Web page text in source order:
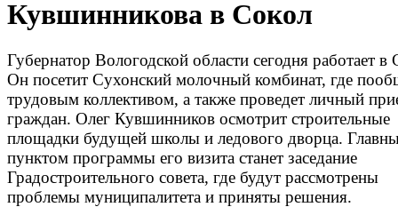
Кувшинникова в Сокол
Губернатор Вологодской области сегодня работает в
Он посетит Сухонский молочный комбинат, где
трудовым коллективом, а также проведет личный
граждан. Олег Кувшинников осмотрит строительные
площадки будущей школы и ледового дворца.
пунктом программы его визита станет заседание
Градостроительного совета, где будут рассмотрены
проблемы муниципалитета и приняты решения.